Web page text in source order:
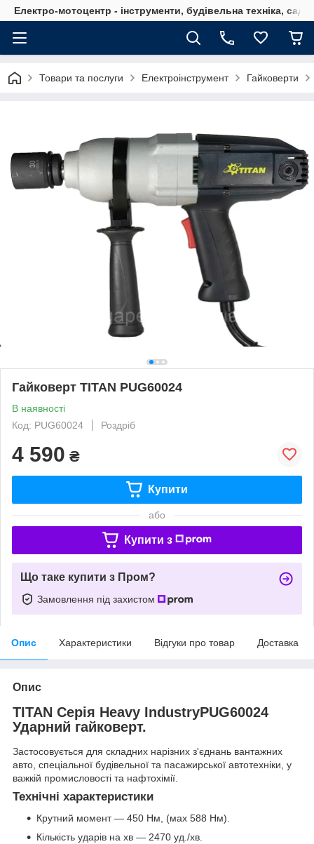
Електро-мотоцентр - інструменти, будівельна техніка,
Товари та послуги Електроінструмент Гайковерти
Гайковерт TITAN PUG60024
В наявності
Код: PUG60024
Роздріб
4 590 ₴
Купити
або
Купити з
Що таке купити з Пром?
Замовлення під захистом
Опис Характеристики Відгуки про товар Доставка
Опис
TITAN Серія Heavy IndustryPUG60024
Ударний гайковерт.
Застосовується для складних нарізних з'єднань вантажних
авто, спеціальної будівельної та пасажирської автотехніки, у
важкій промисловості та нафтохімії.
Технічні характеристики
Крутний момент — 450 Нм, (мах 588 Нм).
Кількість ударів на хв — 2470 уд./хв.